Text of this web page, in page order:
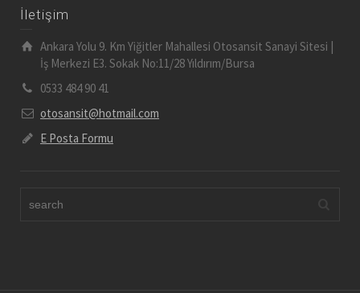
İletişim
Ankara Yolu 9. Km Yiğitler Mahallesi Otosansit Sanayi Sitesi |
İş Merkezi E3. Sokak No:11/28 Yıldırım/Bursa
0533 484 90 41
otosansit@hotmail.com
E Posta Formu